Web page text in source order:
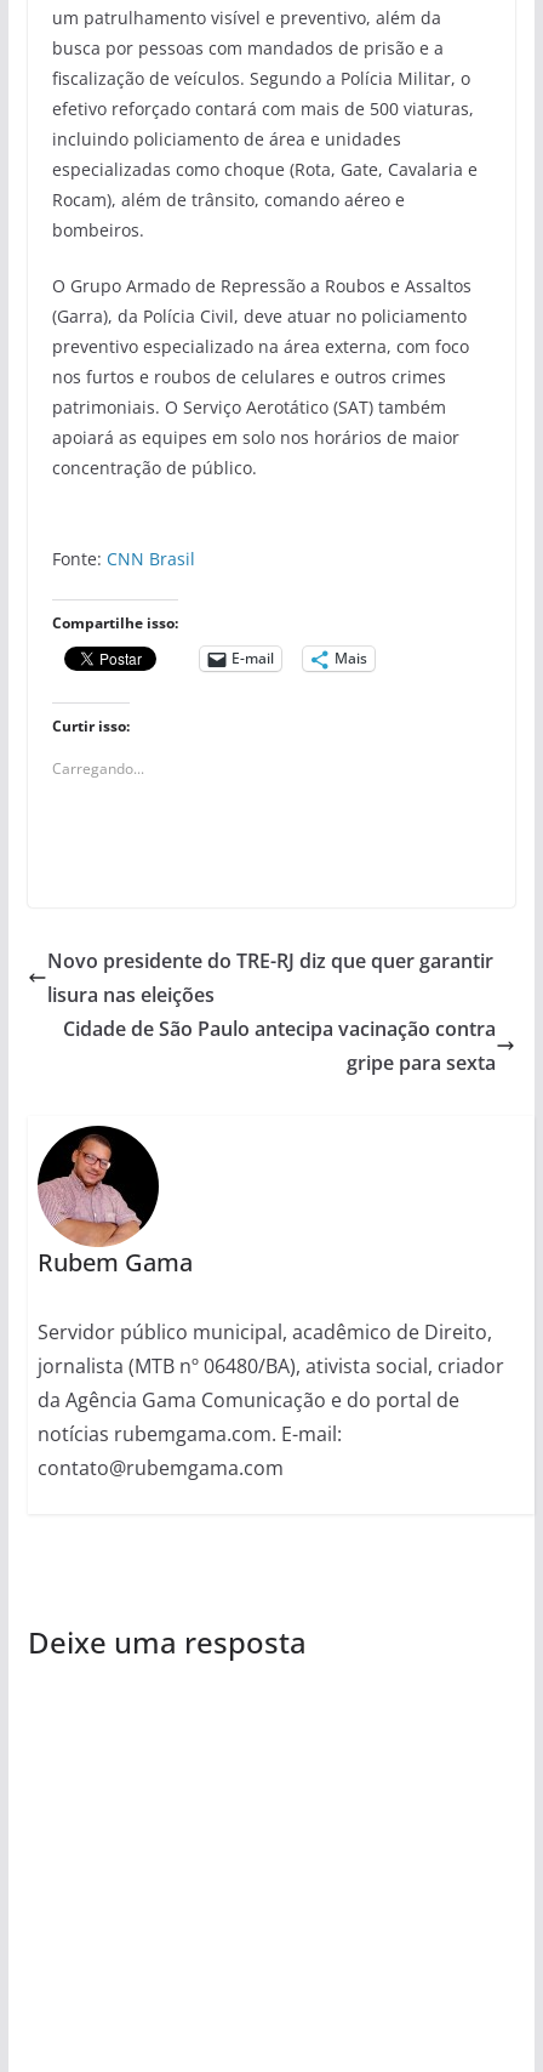
um patrulhamento visível e preventivo, além da
busca por pessoas com mandados de prisão e a
fiscalização de veículos. Segundo a Polícia Militar, o
efetivo reforçado contará com mais de 500 viaturas,
incluindo policiamento de área e unidades
especializadas como choque (Rota, Gate, Cavalaria e
Rocam), além de trânsito, comando aéreo e
bombeiros.
O Grupo Armado de Repressão a Roubos e Assaltos
(Garra), da Polícia Civil, deve atuar no policiamento
preventivo especializado na área externa, com foco
nos furtos e roubos de celulares e outros crimes
patrimoniais. O Serviço Aerotático (SAT) também
apoiará as equipes em solo nos horários de maior
concentração de público.
Fonte: CNN Brasil
Compartilhe isso:
E-mail
Mais
Curtir isso:
Carregando...
Novo presidente do TRE-RJ diz que quer garantir
lisura nas eleições
Cidade de São Paulo antecipa vacinação contra
gripe para sexta
Rubem Gama
Servidor público municipal, acadêmico de Direito,
jornalista (MTB nº 06480/BA), ativista social, criador
da Agência Gama Comunicação e do portal de
notícias rubemgama.com. E-mail:
contato@rubemgama.com
Deixe uma resposta